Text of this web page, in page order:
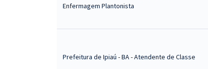
Enfermagem Plantonista
Prefeitura de Ipiaú - BA - Atendente de Classe